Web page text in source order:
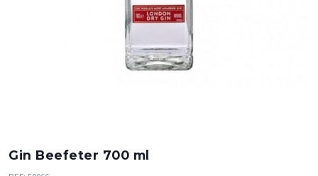
Gin Beefeter 700 ml